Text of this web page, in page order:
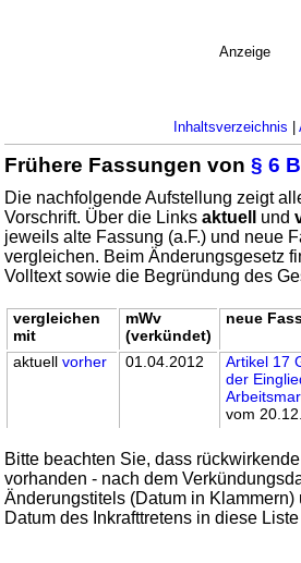
Anzeige
Inhaltsverzeichnis |
Frühere Fassungen von§ 6
Die nachfolgende Aufstellung zeigt
Vorschrift. Über die Linksaktuell und
jeweils alte Fassung (a.F.) und neue
vergleichen. Beim Änderungsgesetz
Volltext sowie die Begründung des
vergleichen
mit
mWv
(verkündet)
neue
aktuellvorher 01.04.2012
Artikel 17
der
vom
Bitte beachten Sie, dass
vorhanden - nach dem
Änderungstitels (Datum in Klammern)
Datum des Inkrafttretens in diese